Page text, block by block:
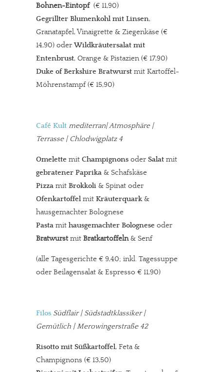
Bohnen-Eintopf (€ 11,90)
Gegrillter Blumenkohl mit Linsen,
Granatapfel, Vinaigrette & Ziegenkäse (€
14,90) oderWildkräutersalat mit
Entenbrust, Orange & Pistazien (€ 17,90)
Duke of Berkshire Bratwurst mit Kartoffel-
Möhrenstampf (€ 15,90)
Café Kult mediterran| Atmosphäre |
Terrasse | Chlodwigplatz 4
Omelette mit Champignons oder Salat mit
gebratener Paprika & Schafskäse
Pizza mit Brokkoli & Spinat oder
Ofenkartoffelmit Kräuterquark&
hausgemachter Bolognese
Pasta mit hausgemachter Bolognese oder
Bratwurst mit Bratkartoffeln& Senf
(alle Tagesgerichte € 9,40; inkl. Tagessuppe
oder Beilagensalat & Espresso € 11,90)
Filos Südflair | Südstadtklassiker |
Gemütlich | Merowingerstraße 42
Risotto mit Süßkartoffel, Feta &
Champignons (€ 13,50)